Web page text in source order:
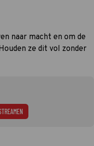
naar macht en om de
ze dit vol zonder